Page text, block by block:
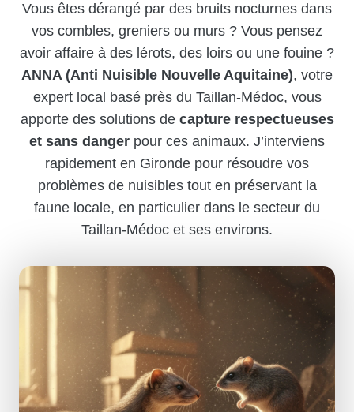
Vous êtes dérangé par des bruits nocturnes dans
vos combles, greniers ou murs ? Vous pensez
avoir affaire à des lérots, des loirs ou une fouine ?
ANNA (Anti Nuisible Nouvelle Aquitaine), votre
expert local basé près du Taillan-Médoc, vous
apporte des solutions de capture respectueuses
et sans danger pour ces animaux. J’interviens
rapidement en Gironde pour résoudre vos
problèmes de nuisibles tout en préservant la
faune locale, en particulier dans le secteur du
Taillan-Médoc et ses environs.